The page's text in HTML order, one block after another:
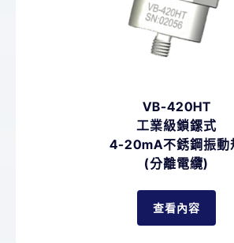
VB-420HT
工業級鎖鏍式
4-20mA不銹鋼振動
(分離電纜)
查看內容